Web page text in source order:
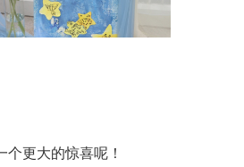
个更大的惊喜呢！